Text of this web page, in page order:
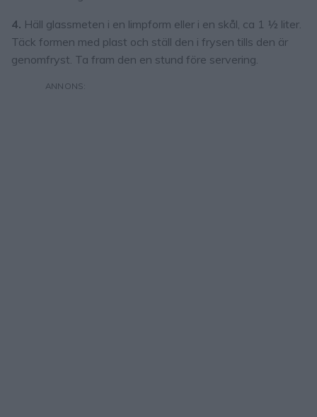
4. Häll glassmeten i en limpform eller i en skål, ca 1 ½ liter.
Täck formen med plast och ställ den i frysen tills den är
genomfryst. Ta fram den en stund före servering.